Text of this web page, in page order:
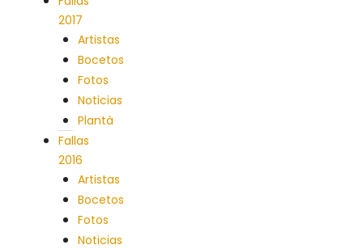
2017
Artistas
Bocetos
Fotos
Noticias
Plantà
Fallas
2016
Artistas
Bocetos
Fotos
Noticias